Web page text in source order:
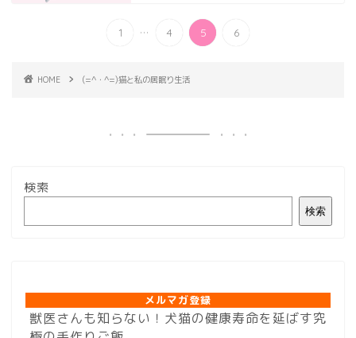
1 ... 4 5 6
HOME (=^・^=)猫と私の居眠り生活
検索
検索
メルマガ登録
獣医さんも知らない！犬猫の健康寿命を延ばす究